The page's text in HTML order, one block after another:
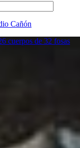
Cañón
cuerpos de 32 fosas